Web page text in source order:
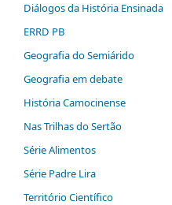
Diálogos da História Ensinada
ERRD PB
Geografia do Semiárido
Geografia em debate
História Camocinense
Nas Trilhas do Sertão
Série Alimentos
Série Padre Lira
Território Científico